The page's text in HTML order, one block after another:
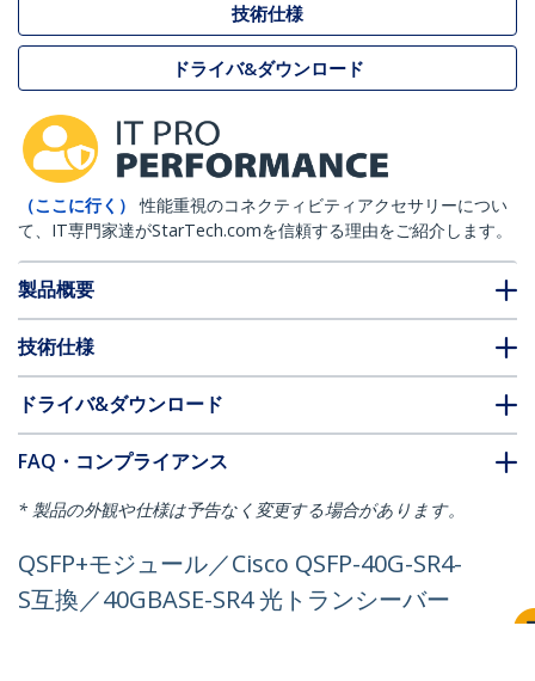
技術仕様
ドライバ&ダウンロード
（ここに行く）
性能重視のコネクティビティアクセサリーについ
て、IT専門家達がStarTech.comを信頼する理由をご紹介します。
製品概要
技術仕様
ドライバ&ダウンロード
FAQ・コンプライアンス
* 製品の外観や仕様は予告なく変更する場合があります。
QSFP+モジュール／Cisco QSFP-40G-SR4-
S互換／40GBASE-SR4 光トランシーバー